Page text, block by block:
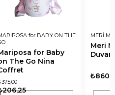
for BABY ON THE
for Baby
The Go Nina
MERİ
Meri
Duvar